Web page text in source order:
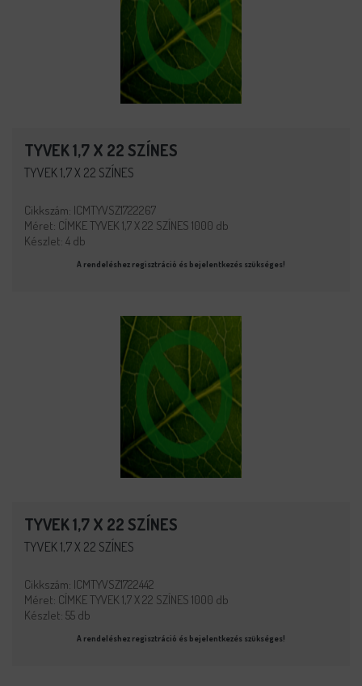
TYVEK 1,7 X 22 SZÍNES
TYVEK 1,7 X 22 SZÍNES
Cikkszám: ICMTYVSZ1722267
Méret: CÍMKE TYVEK 1,7 X 22 SZÍNES 1000 db
Készlet: 4 db
A rendeléshez regisztráció és bejelentkezés szükséges!
TYVEK 1,7 X 22 SZÍNES
TYVEK 1,7 X 22 SZÍNES
Cikkszám: ICMTYVSZ1722442
Méret: CÍMKE TYVEK 1,7 X 22 SZÍNES 1000 db
Készlet: 55 db
A rendeléshez regisztráció és bejelentkezés szükséges!